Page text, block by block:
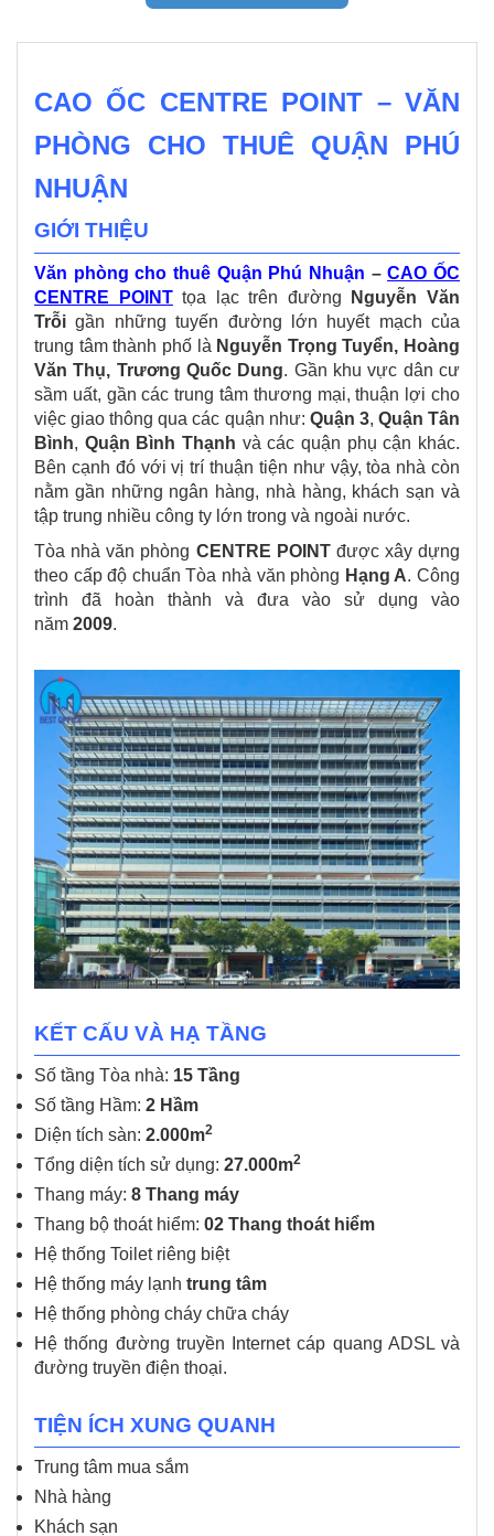
CAO ỐC CENTRE POINT – VĂN
PHÒNG CHO THUÊ QUẬN PHÚ
NHUẬN
GIỚI THIỆU
Văn phòng cho thuê Quận Phú Nhuận –CAO ỐC
CENTRE POINTtọa lạc trên đường
Nguyễn Văn
Trỗi gần những tuyến đường lớn huyết mạch của
trung tâm thành phố là Nguyễn Trọng Tuyển, Hoàng
Văn Thụ, Trương Quốc Dung. Gần khu vực dân cư
sầm uất, gần các trung tâm thương mại, thuận lợi cho
việc giao thông qua các quận như: Quận 3, Quận Tân
Bình, Quận Bình Thạnh và các quận phụ cận khác.
Bên cạnh đó với vị trí thuận tiện như vậy, tòa nhà còn
nằm gần những ngân hàng, nhà hàng, khách sạn và
tập trung nhiều công ty lớn trong và ngoài nước.
Tòa nhà văn phòng CENTRE POINTđược xây dựng
theo cấp độ chuẩn Tòa nhà văn phòng Hạng A. Công
trình đã hoàn thành và đưa vào sử dụng vào
năm 2009.
KẾT CẤU VÀ HẠ TẦNG
Số tầng Tòa nhà: 15 Tầng
Số tầng Hầm: 2 Hầm
Diện tích sàn: 2.000m2
Tổng diện tích sử dụng: 27.000m2
Thang máy: 8 Thang máy
Thang bộ thoát hiểm: 02 Thang thoát hiểm
Hệ thống Toilet riêng biệt
Hệ thống máy lạnh trung tâm
Hệ thống phòng cháy chữa cháy
Hệ thống đường truyền Internet cáp quang ADSL và
đường truyền điện thoại.
TIỆN ÍCH XUNG QUANH
Trung tâm mua sắm
Nhà hàng
Khách sạn